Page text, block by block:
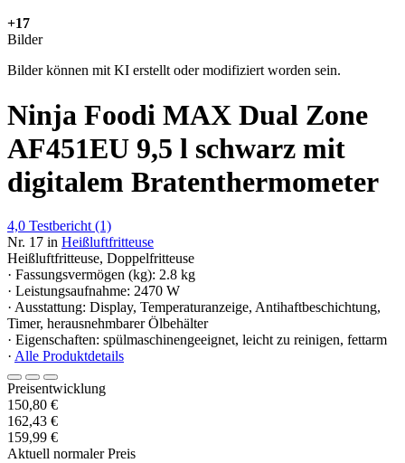
+17
Bilder
Bilder können mit KI erstellt oder modifiziert worden sein.
Ninja Foodi MAX Dual Zone
AF451EU 9,5 l schwarz mit
digitalem Bratenthermometer
4,0 Testbericht (1)
Nr. 17 in Heißluftfritteuse
Heißluftfritteuse, Doppelfritteuse
· Fassungsvermögen (kg): 2.8 kg
· Leistungsaufnahme: 2470 W
· Ausstattung: Display, Temperaturanzeige, Antihaftbeschichtung,
Timer, herausnehmbarer Ölbehälter
· Eigenschaften: spülmaschinengeeignet, leicht zu reinigen, fettarm
· Alle Produktdetails
Preisentwicklung
150,80 €
162,43 €
159,99 €
Aktuell normaler Preis